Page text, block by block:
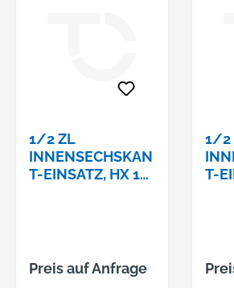
1/2 ZL
INNENSECHSKAN
T-EINSATZ, HX 11
Preis auf Anfrage
1/2
T-